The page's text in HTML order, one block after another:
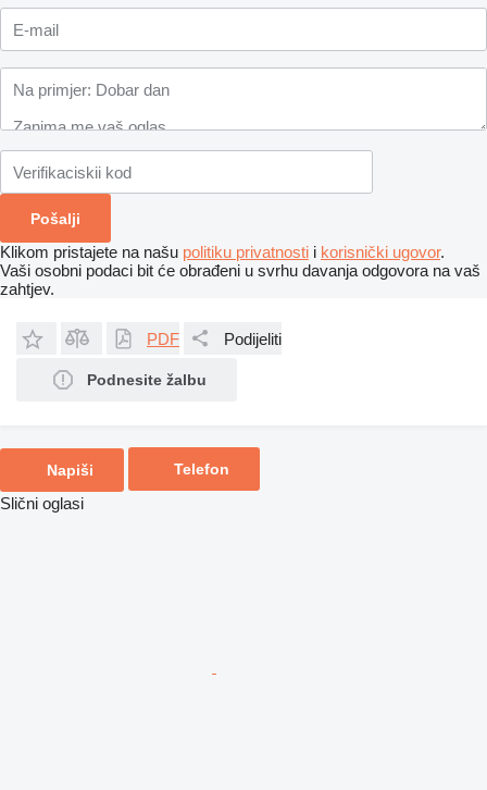
Klikom pristajete na našu politiku privatnosti i korisnički ugovor.
Vaši osobni podaci bit će obrađeni u svrhu davanja odgovora na vaš
zahtjev.
PDF Podijeliti
Podnesite žalbu
Napiši Telefon
Slični oglasi